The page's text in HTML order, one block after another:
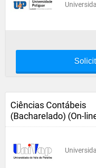
Ciências Contábeis
(Bacharelado) (On-